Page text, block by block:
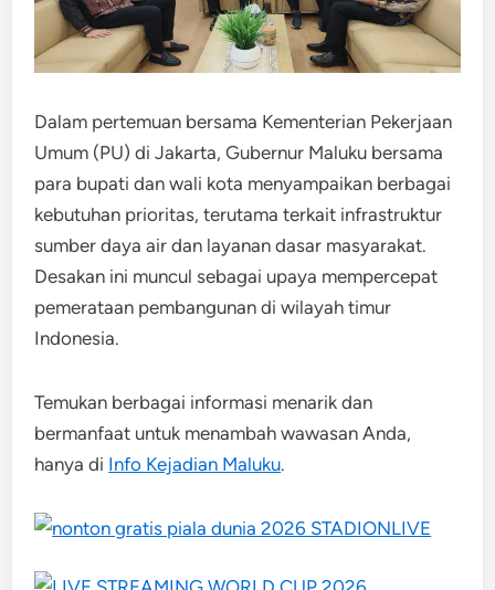
Dalam pertemuan bersama Kementerian Pekerjaan
Umum (PU) di Jakarta, Gubernur Maluku bersama
para bupati dan wali kota menyampaikan berbagai
kebutuhan prioritas, terutama terkait infrastruktur
sumber daya air dan layanan dasar masyarakat.
Desakan ini muncul sebagai upaya mempercepat
pemerataan pembangunan di wilayah timur
Indonesia.
Temukan berbagai informasi menarik dan
bermanfaat untuk menambah wawasan Anda,
hanya di Info Kejadian Maluku.